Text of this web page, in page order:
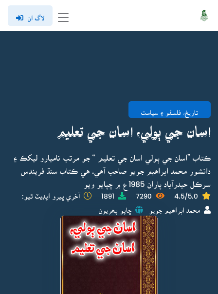
لاگ ان
تاريخ، فلسفو ۽ سياست
اسان جي ٻولي، اسان جي تعليم
ڪتاب ”اسان جي ٻولي اسان جي تعليم “ جو مرتب ناميارو ليکڪ ۽
دانشور محمد ابراهيم جويو صاحب آهي. هي ڪتاب سنڌ فرينڊس
سرڪل حيدرآباد پاران 1985ع ۾ ڇپايو ويو
4.5/5.0
7290
1891 آخري ڀيرو اپڊيٽ ٿيو:
محمد ابراھيم جويو ڇاپو پھريون